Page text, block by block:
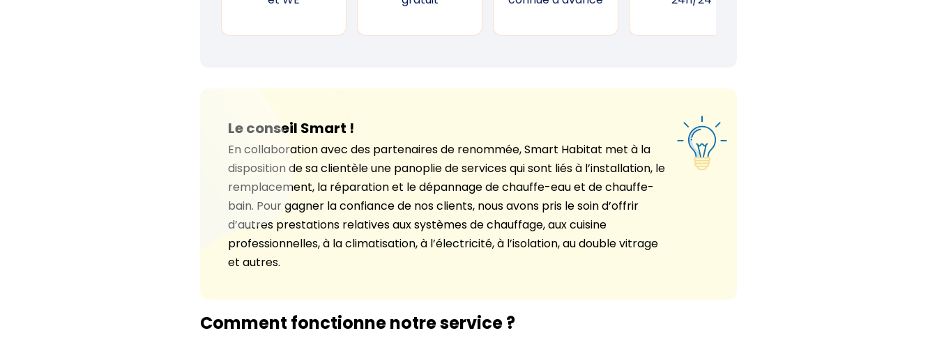
Le conseil Smart !
En collaboration avec des partenaires de renommée, Smart Habitat met à la
disposition de sa clientèle une panoplie de services qui sont liés à l’installation, le
remplacement, la réparation et le dépannage de chauffe-eau et de chauffe-
bain. Pour gagner la confiance de nos clients, nous avons pris le soin d’offrir
d’autres prestations relatives aux systèmes de chauffage, aux cuisine
professionnelles, à la climatisation, à l’électricité, à l’isolation, au double vitrage
et autres.
Comment fonctionne notre service ?